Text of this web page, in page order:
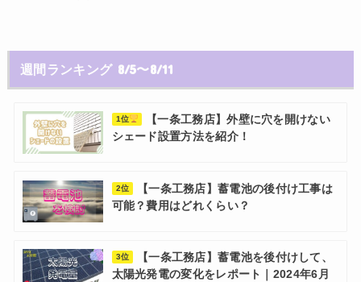
週間ランキング 8/5〜8/11
1位
【一条工務店】外壁に穴を開けない
シェード設置方法を紹介！
2位
【一条工務店】蓄電池の後付け工事は
可能？費用はどれくらい？
3位
【一条工務店】蓄電池を後付けして、
太陽光発電の変化をレポート｜2024年6月